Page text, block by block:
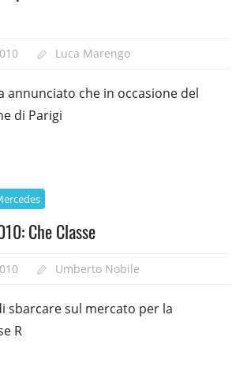
Luca Marengo
annunciato che in occasione del
di Parigi
Che Classe
Umberto Nobile
sbarcare sul mercato per la
R